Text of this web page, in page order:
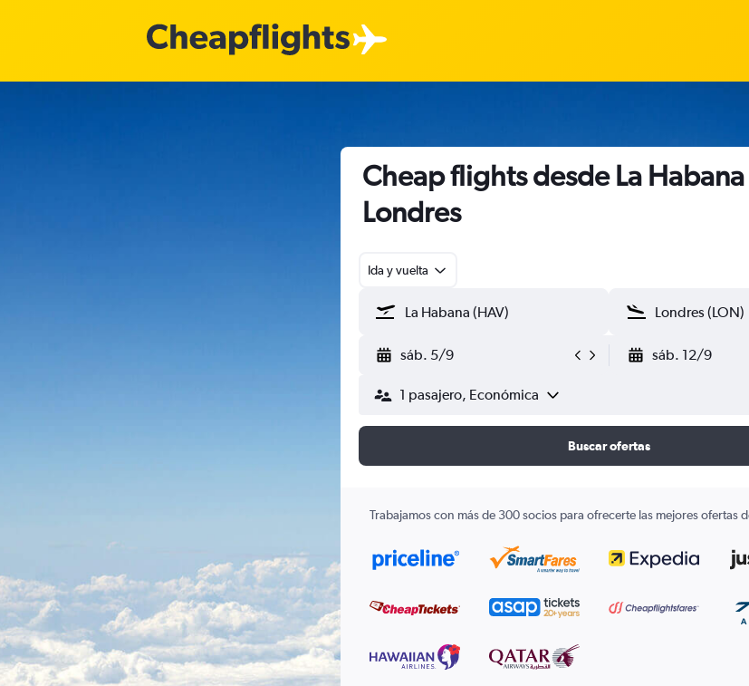
Cheap flights desde La Habana
Londres
Ida y vuelta
sáb. 5/9 sáb. 12/9
1 pasajero, Económica
Buscar ofertas
Trabajamos con más de 300 socios para ofrecerte las mejores ofertas